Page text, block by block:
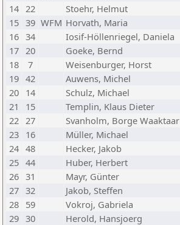
14 22 Stoehr, Helmut
15 39 WFM Horvath, Maria
16 34 Iosif-Höllenriegel, Daniela
17 20 Goeke, Bernd
18
7 Weisenburger, Horst
19 42 Auwens, Michel
20 14 Schulz, Michael
21
15 Templin, Klaus Dieter
22 27 Svanholm, Borge Waaktaar
23 16 Müller, Michael
24 48 Hecker, Jakob
25 44 Huber, Herbert
26 31 Mayr, Günter
27 32 Jakob, Steffen
28 59 Vokroj, Gabriela
29 30 Herold, Hansjoerg